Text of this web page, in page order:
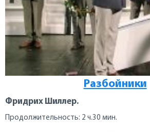
Разбойники
Фридрих Шиллер.
Продолжительность: 2 ч.30 мин.